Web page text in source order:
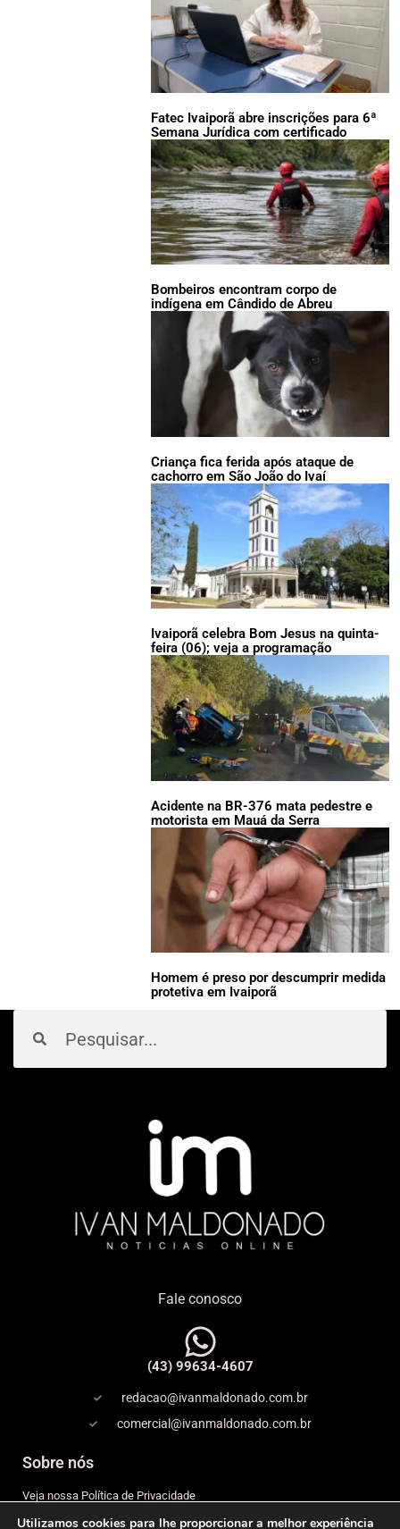
Fatec Ivaiporã abre inscrições para 6ª
Semana Jurídica com certificado
Bombeiros encontram corpo de
indígena em Cândido de Abreu
Criança fica ferida após ataque de
cachorro em São João do Ivaí
Ivaiporã celebra Bom Jesus na quinta-
feira (06); veja a programação
Acidente na BR-376 mata pedestre e
motorista em Mauá da Serra
Homem é preso por descumprir medida
protetiva em Ivaiporã
Fale conosco
(43) 99634-4607
redacao@ivanmaldonado.com.br
comercial@ivanmaldonado.com.br
Sobre nós
Veja nossa Política de Privacidade
Utilizamos cookies para lhe proporcionar a melhor experiência